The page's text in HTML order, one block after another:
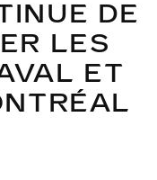
DE
LES
ET